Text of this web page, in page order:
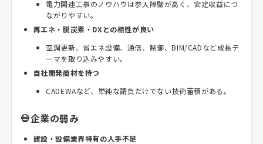
電力関連工事のノウハウは参入障壁が高く、安定収益につ
ながりやすい。
再エネ・脱炭素・DXとの相性が良い
空調更新、省エネ設備、通信、制御、BIM/CADなど成長テ
ーマを取り込みやすい。
自社開発商材を持つ
CADEWAなど、単純な請負だけでない技術蓄積がある。
💀企業の弱み
建設・設備業界特有の人手不足